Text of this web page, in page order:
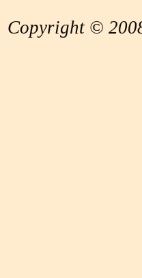
Copyright ©